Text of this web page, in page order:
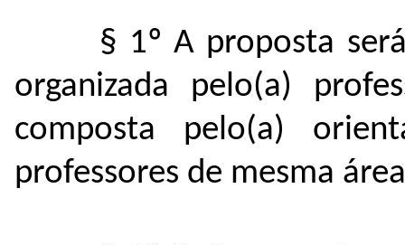
§ 1º A proposta
organizada pelo(a)
composta pelo(a)
professores de mesma